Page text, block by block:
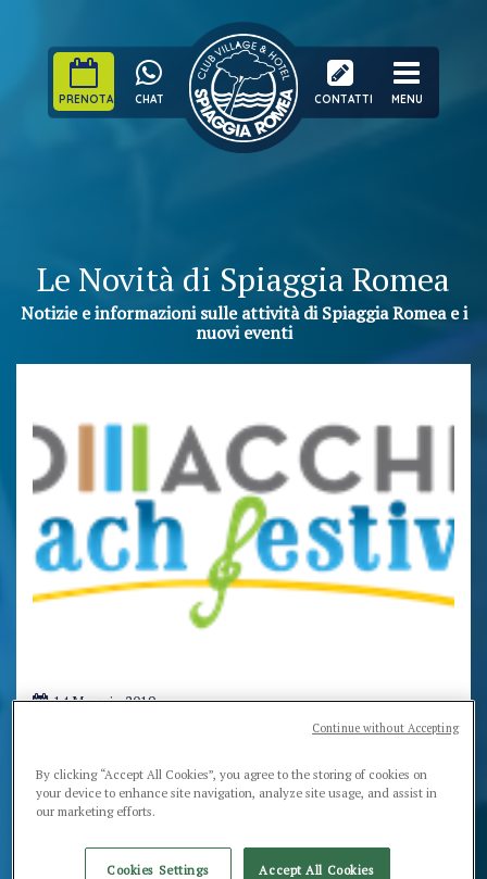
PRENOTA CHAT CONTATTI MENU
Le Novità di Spiaggia Romea
Notizie e informazioni sulle attività di Spiaggia Romea e i
nuovi eventi
14 Maggio 2019
tornaComacchio Beach Festival, il grande evento musicale che
vuole porre l'attenzione verso l'educazione ambientale e la
valorizzazione del territorio.
By clicking “Accept All Cookies”, you agree to the storing of cookies on
your device to enhance site navigation, analyze site usage, and assist in
our marketing efforts.
Cookies Settings Accept All Cookies
Continue without Accepting